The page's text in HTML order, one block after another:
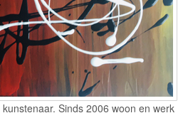
Sinds 2006 woon en werk